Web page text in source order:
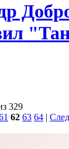
329
62 63 64 |